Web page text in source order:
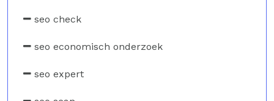
seo check
seo economisch onderzoek
seo expert